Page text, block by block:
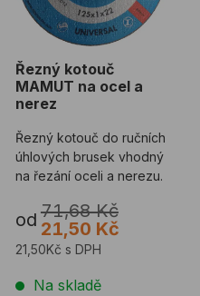
Řezný kotouč
MAMUT na ocel a
nerez
Řezný kotouč do ručních
úhlových brusek vhodný
na řezání oceli a nerezu.
od 71,68 Kč
21,50 Kč
21,50Kč s DPH
Na skladě